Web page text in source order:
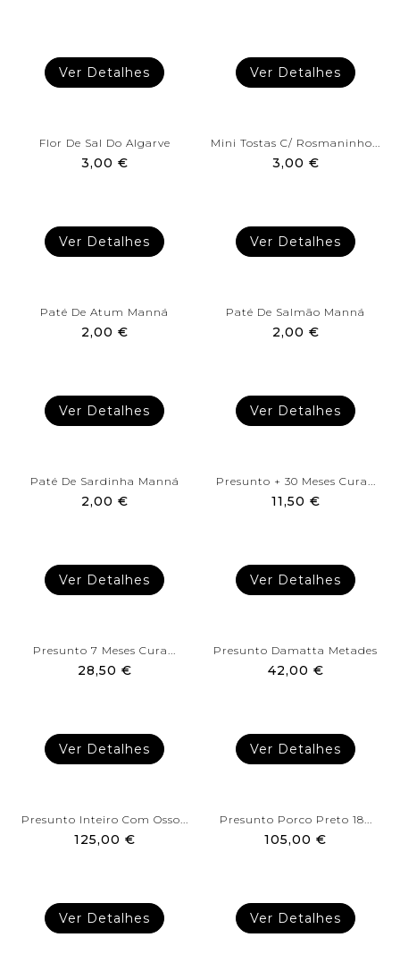
Ver Detalhes Ver Detalhes
Flor De Sal Do Algarve
3,00 €
Ver Detalhes
Mini Tostas C/ Rosmaninho...
3,00 €
Ver Detalhes
Paté De Atum Manná
2,00 €
Ver Detalhes
Paté De Salmão Manná
2,00 €
Ver Detalhes
Paté De Sardinha Manná
2,00 €
Ver Detalhes
Presunto + 30 Meses Cura...
11,50 €
Ver Detalhes
Presunto 7 Meses Cura...
28,50 €
Ver Detalhes
Presunto Damatta Metades
42,00 €
Ver Detalhes
Presunto Inteiro Com Osso...
125,00 €
Ver Detalhes
Presunto Porco Preto 18...
105,00 €
Ver Detalhes